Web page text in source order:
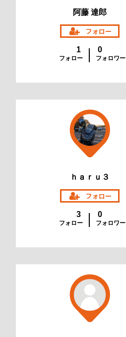
阿藤 達郎
1
フォロー
0
フォロワー
ｈａｒｕ３
3
フォロー
0
フォロワー